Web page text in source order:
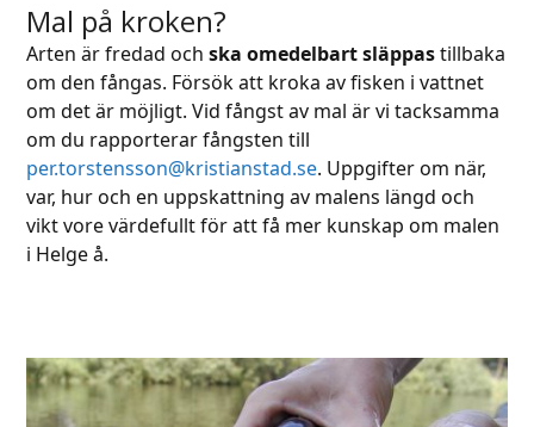
Mal på kroken?
Arten är fredad ochska omedelbart släppastillbaka
om den fångas. Försök att kroka av fisken i vattnet
om det är möjligt. Vid fångst av mal är vi tacksamma
om du rapporterar fångsten till
per.torstensson@kristianstad.se. Uppgifter om när,
var, hur och en uppskattning av malens längd och
vikt vore värdefullt för att få mer kunskap om malen
i Helge å.